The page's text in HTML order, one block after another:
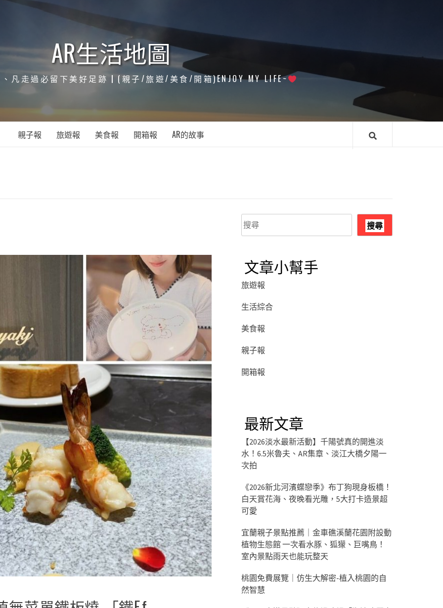
AR生活地圖
凡走過必留下美好足跡┃(親子/旅遊/美食/開箱)ENJOY MY LIFE~
親子報 旅遊報 美食報 開箱報 AR的故事
搜
尋
搜尋
文章小幫手
旅遊報
生活綜合
美食報
親子報
開箱報
最新文章
【2026淡水最新活動】千陽號真的開進淡
水！6.5米魯夫、AR集章、淡江大橋夕陽一
次拍
《2026新北河濱蝶戀季》布丁狗現身板橋！
白天賞花海、夜晚看光雕，5大打卡造景超
可愛
宜蘭親子景點推薦｜金車礁溪蘭花園附設動
植物生態館 一次看水豚、狐獴、巨嘴鳥！
室內景點雨天也能玩整天
桃園免費展覽｜仿生大解密-植入桃園的自
然智慧